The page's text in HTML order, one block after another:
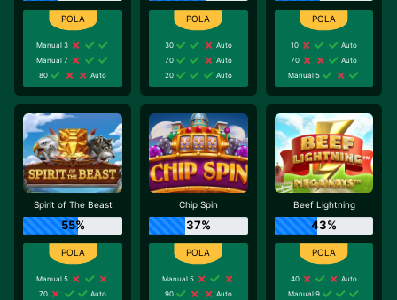
Manual 3
Manual 7
80
Auto
30
Auto
70
Auto
20
Auto
10
Auto
70
Auto
Manual 5
Spirit of The Beast
55%
Manual 5
70
Auto
Chip Spin
37%
Manual 5
90
Auto
Beef Lightning
43%
40
Auto
Manual 9